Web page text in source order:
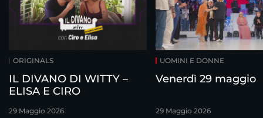
ORIGINALS
IL DIVANO DI WITTY –
ELISA E CIRO
29 Maggio 2026
UOMINI E DONNE
Venerdì 29 maggio
29 Maggio 2026